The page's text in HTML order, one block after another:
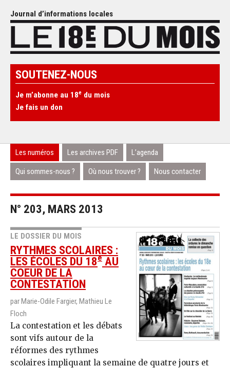
Journal d’informations locales
SOUTENEZ-NOUS
Je m’abonne au 18e du mois
Je fais un don
Les numéros Les archives PDF L’agenda
Qui sommes-nous ? Où nous trouver ? Nous contacter
N° 203, MARS 2013
LE DOSSIER DU MOIS
RYTHMES SCOLAIRES :
LES ÉCOLES DU 18e AU
COEUR DE LA
CONTESTATION
par Marie-Odile Fargier, Mathieu Le
Floch
La contestation et les débats
sont vifs autour de la
réformes des rythmes
scolaires impliquant la semaine de quatre jours et